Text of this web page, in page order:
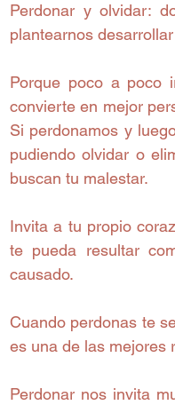
Perdonar y olvidar:
plantearnos
Porque poco a poco
convierte en mejor
Si perdonamos y
pudiendo olvidar o
buscan tu malestar.
Invita a tu propio
te pueda resultar
causado.
Cuando perdonas te
es una de las mejores
Perdonar nos invita